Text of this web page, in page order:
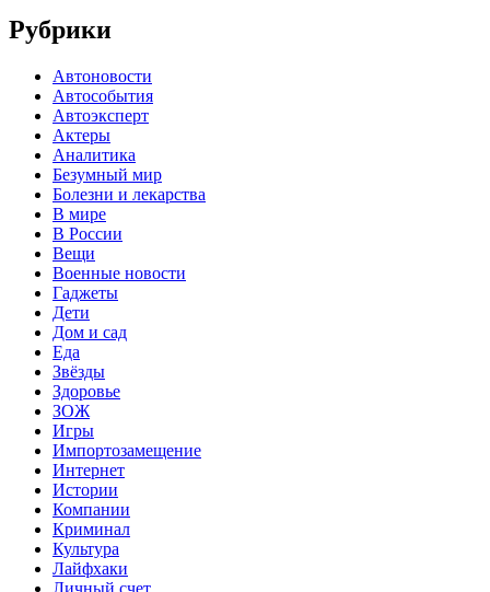
Рубрики
Автоновости
Автособытия
Автоэксперт
Актеры
Аналитика
Безумный мир
Болезни и лекарства
В мире
В России
Вещи
Военные новости
Гаджеты
Дети
Дом и сад
Еда
Звёзды
Здоровье
ЗОЖ
Игры
Импортозамещение
Интернет
Истории
Компании
Криминал
Культура
Лайфхаки